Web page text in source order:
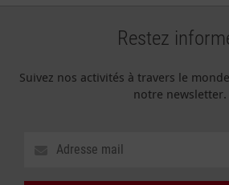
Restez
Suivez nos activités à travers le
notre newsletter.